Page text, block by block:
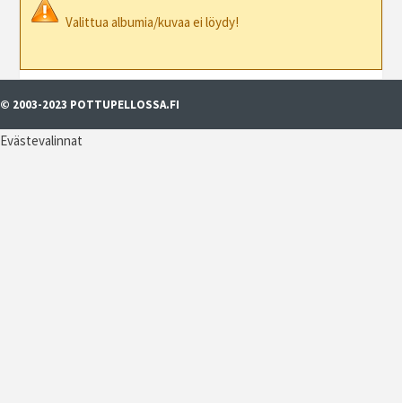
Valittua albumia/kuvaa ei löydy!
© 2003-2023 POTTUPELLOSSA.FI
Evästevalinnat